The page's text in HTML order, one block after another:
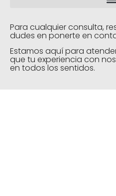
Para cualquier consulta,
dudes en ponerte en
Estamos aquí para
que tu experiencia con
en todos los sentidos.